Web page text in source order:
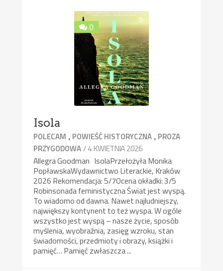
0
Isola
POLECAM , POWIEŚĆ HISTORYCZNA , PROZA
PRZYGODOWA/ 4 KWIETNIA 2026
Allegra Goodman IsolaPrzełożyła Monika
PopławskaWydawnictwo Literackie, Kraków
2026 Rekomendacja: 5/7Ocena okładki: 3/5
Robinsonada feministyczna Świat jest wyspą.
To wiadomo od dawna. Nawet najludniejszy,
największy kontynent to też wyspa. W ogóle
wszystko jest wyspą – nasze życie, sposób
myślenia, wyobraźnia, zasięg wzroku, stan
świadomości, przedmioty i obrazy, książki i
pamięć… Pamięć zwłaszcza ...